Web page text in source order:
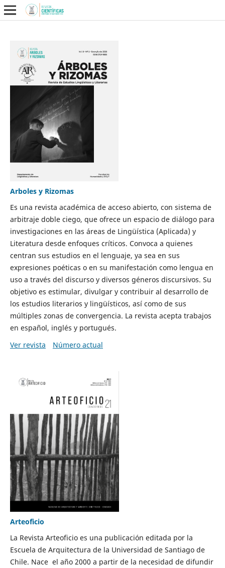
Arboles y Rizomas
Es una revista académica de acceso abierto, con sistema de
arbitraje doble ciego, que ofrece un espacio de diálogo para
investigaciones en las áreas de Lingüística (Aplicada) y
Literatura desde enfoques críticos. Convoca a quienes
centran sus estudios en el lenguaje, ya sea en sus
expresiones poéticas o en su manifestación como lengua en
uso a través del discurso y diversos géneros discursivos. Su
objetivo es estimular, divulgar y contribuir al desarrollo de
los estudios literarios y lingüísticos, así como de sus
múltiples zonas de convergencia. La revista acepta trabajos
en español, inglés y portugués.
Ver revista
Número actual
Arteoficio
La Revista Arteoficio es una publicación editada por la
Escuela de Arquitectura de la Universidad de Santiago de
Chile. Nace el año 2000 a partir de la necesidad de difundir